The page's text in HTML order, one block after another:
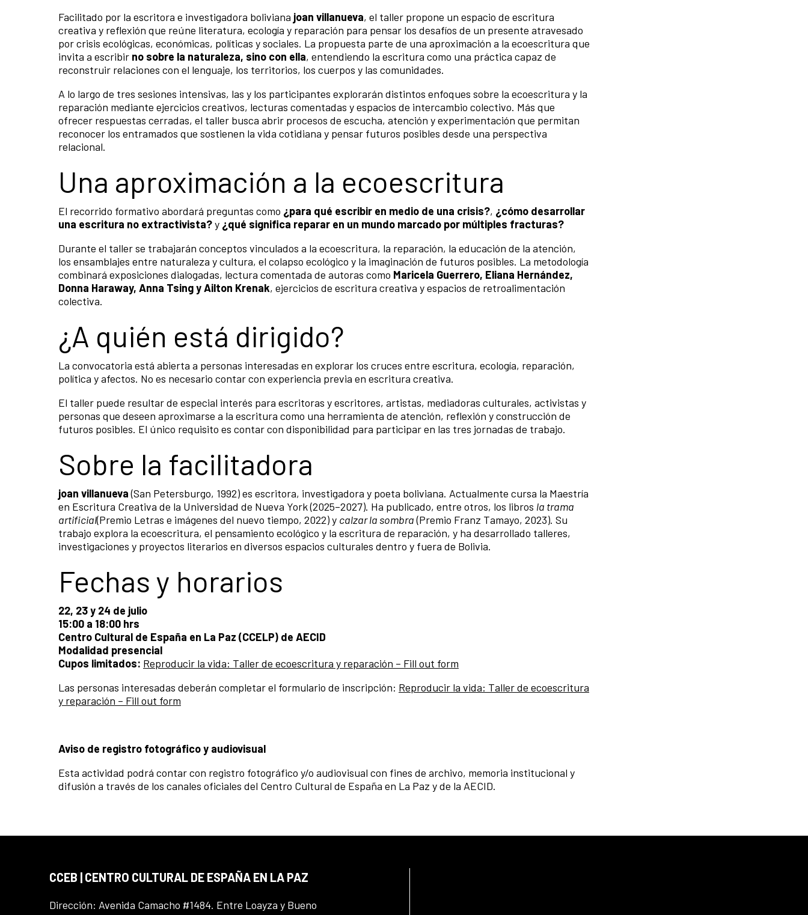
Facilitado por la escritora e investigadora boliviana joan villanueva, el taller propone un espacio de escritura
creativa y reflexión que reúne literatura, ecología y reparación para pensar los desafíos de un presente atravesado
por crisis ecológicas, económicas, políticas y sociales. La propuesta parte de una aproximación a la ecoescritura que
invita a escribir no sobre la naturaleza, sino con ella, entendiendo la escritura como una práctica capaz de
reconstruir relaciones con el lenguaje, los territorios, los cuerpos y las comunidades.
A lo largo de tres sesiones intensivas, las y los participantes explorarán distintos enfoques sobre la ecoescritura y la
reparación mediante ejercicios creativos, lecturas comentadas y espacios de intercambio colectivo. Más que
ofrecer respuestas cerradas, el taller busca abrir procesos de escucha, atención y experimentación que permitan
reconocer los entramados que sostienen la vida cotidiana y pensar futuros posibles desde una perspectiva
relacional.
Una aproximación a la ecoescritura
El recorrido formativo abordará preguntas como ¿para qué escribir en medio de una crisis?, ¿cómo desarrollar
una escritura no extractivista?y ¿qué significa reparar en un mundo marcado por múltiples fracturas?
Durante el taller se trabajarán conceptos vinculados a la ecoescritura, la reparación, la educación de la atención,
los ensamblajes entre naturaleza y cultura, el colapso ecológico y la imaginación de futuros posibles. La metodología
combinará exposiciones dialogadas, lectura comentada de autoras como Maricela Guerrero, Eliana Hernández,
Donna Haraway, Anna Tsing y Ailton Krenak, ejercicios de escritura creativa y espacios de retroalimentación
colectiva.
¿A quién está dirigido?
La convocatoria está abierta a personas interesadas en explorar los cruces entre escritura, ecología, reparación,
política y afectos. No es necesario contar con experiencia previa en escritura creativa.
El taller puede resultar de especial interés para escritoras y escritores, artistas, mediadoras culturales, activistas y
personas que deseen aproximarse a la escritura como una herramienta de atención, reflexión y construcción de
futuros posibles. El único requisito es contar con disponibilidad para participar en las tres jornadas de trabajo.
Sobre la facilitadora
joan villanueva(San Petersburgo, 1992) es escritora, investigadora y poeta boliviana. Actualmente cursa la Maestría
en Escritura Creativa de la Universidad de Nueva York (2025–2027). Ha publicado, entre otros, los libros la trama
artificial(Premio Letras e imágenes del nuevo tiempo, 2022) y calzar la sombra(Premio Franz Tamayo, 2023). Su
trabajo explora la ecoescritura, el pensamiento ecológico y la escritura de reparación, y ha desarrollado talleres,
investigaciones y proyectos literarios en diversos espacios culturales dentro y fuera de Bolivia.
Fechas y horarios
22, 23 y 24 de julio
15:00 a 18:00 hrs
Centro Cultural de España en La Paz (CCELP) de AECID
Modalidad presencial
Cupos limitados: Reproducir la vida: Taller de ecoescritura y reparación – Fill out form
Las personas interesadas deberán completar el formulario de inscripción: Reproducir la vida: Taller de ecoescritura
y reparación – Fill out form
Aviso de registro fotográfico y audiovisual
Esta actividad podrá contar con registro fotográfico y/o audiovisual con fines de archivo, memoria institucional y
difusión a través de los canales oficiales del Centro Cultural de España en La Paz y de la AECID.
CCEB | CENTRO CULTURAL DE ESPAÑA EN LA PAZ
Dirección: Avenida Camacho #1484. Entre Loayza y Bueno